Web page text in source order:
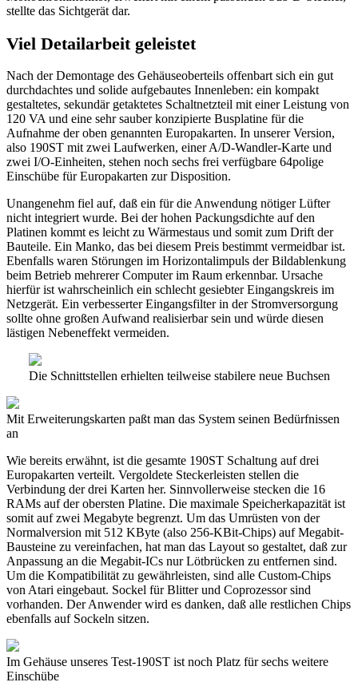
stellte das Sichtgerät dar.
Viel Detailarbeit geleistet
Nach der Demontage des Gehäuseoberteils offenbart sich ein gut
durchdachtes und solide aufgebautes Innenleben: ein kompakt
gestaltetes, sekundär getaktetes Schaltnetzteil mit einer Leistung von
120 VA und eine sehr sauber konzipierte Busplatine für die
Aufnahme der oben genannten Europakarten. In unserer Version,
also 190ST mit zwei Laufwerken, einer A/D-Wandler-Karte und
zwei I/O-Einheiten, stehen noch sechs frei verfügbare 64polige
Einschübe für Europakarten zur Disposition.
Unangenehm fiel auf, daß ein für die Anwendung nötiger Lüfter
nicht integriert wurde. Bei der hohen Packungsdichte auf den
Platinen kommt es leicht zu Wärmestaus und somit zum Drift der
Bauteile. Ein Manko, das bei diesem Preis bestimmt vermeidbar ist.
Ebenfalls waren Störungen im Horizontalimpuls der Bildablenkung
beim Betrieb mehrerer Computer im Raum erkennbar. Ursache
hierfür ist wahrscheinlich ein schlecht gesiebter Eingangskreis im
Netzgerät. Ein verbesserter Eingangsfilter in der Stromversorgung
sollte ohne großen Aufwand realisierbar sein und würde diesen
lästigen Nebeneffekt vermeiden.
Die Schnittstellen erhielten teilweise stabilere neue Buchsen
Mit Erweiterungskarten paßt man das System seinen Bedürfnissen
an
Wie bereits erwähnt, ist die gesamte 190ST Schaltung auf drei
Europakarten verteilt. Vergoldete Steckerleisten stellen die
Verbindung der drei Karten her. Sinnvollerweise stecken die 16
RAMs auf der obersten Platine. Die maximale Speicherkapazität ist
somit auf zwei Megabyte begrenzt. Um das Umrüsten von der
Normalversion mit 512 KByte (also 256-KBit-Chips) auf Megabit-
Bausteine zu vereinfachen, hat man das Layout so gestaltet, daß zur
Anpassung an die Megabit-ICs nur Lötbrücken zu entfernen sind.
Um die Kompatibilität zu gewährleisten, sind alle Custom-Chips
von Atari eingebaut. Sockel für Blitter und Coprozessor sind
vorhanden. Der Anwender wird es danken, daß alle restlichen Chips
ebenfalls auf Sockeln sitzen.
Im Gehäuse unseres Test-190ST ist noch Platz für sechs weitere
Einschübe